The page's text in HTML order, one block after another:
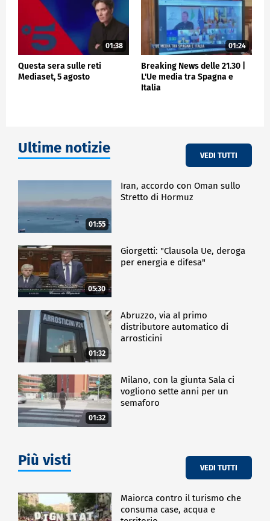
01:38
Questa sera sulle reti
Mediaset, 5 agosto
01:24
Breaking News delle 21.30 |
L'Ue media tra Spagna e
Italia
Ultime notizie VEDI TUTTI
01:55
Iran, accordo con Oman sullo
Stretto di Hormuz
05:30
Giorgetti: "Clausola Ue, deroga
per energia e difesa"
01:32
Abruzzo, via al primo
distributore automatico di
arrosticini
01:32
Milano, con la giunta Sala ci
vogliono sette anni per un
semaforo
Più visti VEDI TUTTI
Maiorca contro il turismo che
consuma case, acqua e